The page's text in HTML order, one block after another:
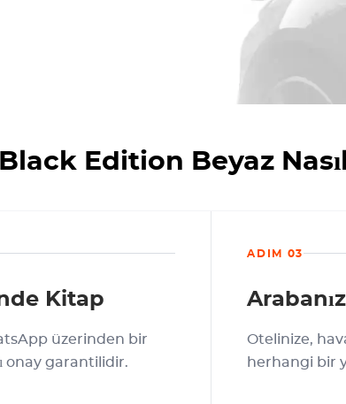
Edition Beyaz
Kitap
üzerinden bir
onay garantilidir.
ADIM 03
Otelinize,
herhangi bir